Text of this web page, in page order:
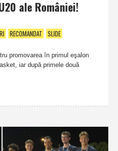
ale României!
RECOMANDAT SLIDE
promovarea în primul eşalon
iar după primele două